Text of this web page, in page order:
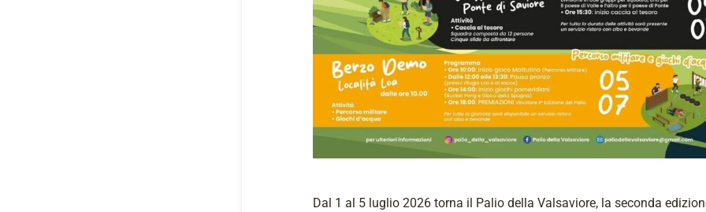
Dal 1 al 5 luglio 2026 torna il Palio della Valsaviore, la seconda